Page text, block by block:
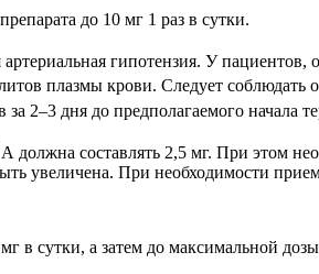
до 10 мг 1 раз в сутки.
гипотензия. У
плазмы крови. Следует
2–3 дня до предполагаемого начала
А должна составлять 2,5 мг. При этом
увеличена. При необходимости
в сутки, а затем до максимальной